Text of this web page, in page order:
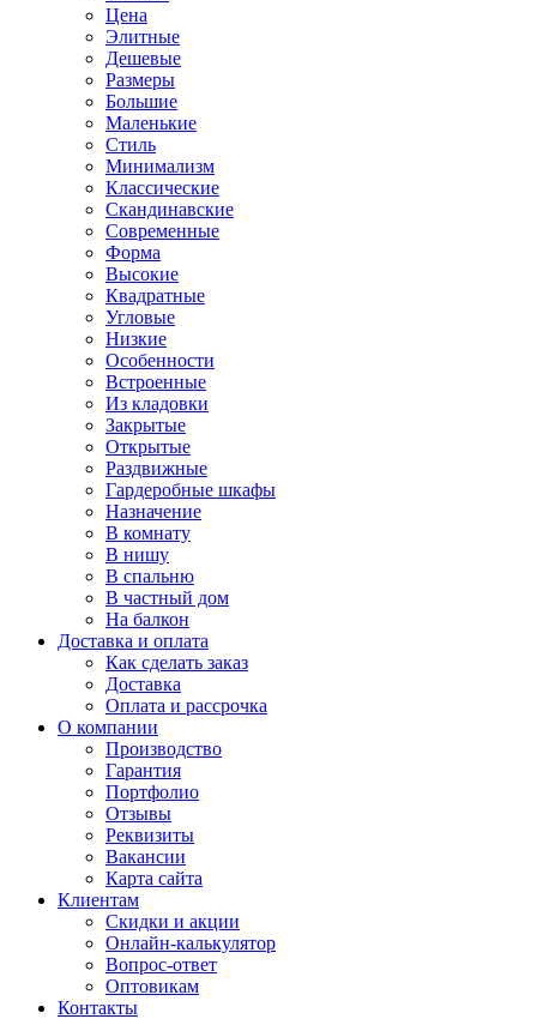
Цена
Элитные
Дешевые
Размеры
Большие
Маленькие
Стиль
Минимализм
Классические
Скандинавские
Современные
Форма
Высокие
Квадратные
Угловые
Низкие
Особенности
Встроенные
Из кладовки
Закрытые
Открытые
Раздвижные
Гардеробные шкафы
Назначение
В комнату
В нишу
В спальню
В частный дом
На балкон
Доставка и оплата
Как сделать заказ
Доставка
Оплата и рассрочка
О компании
Производство
Гарантия
Портфолио
Отзывы
Реквизиты
Вакансии
Карта сайта
Клиентам
Скидки и акции
Онлайн-калькулятор
Вопрос-ответ
Оптовикам
Контакты